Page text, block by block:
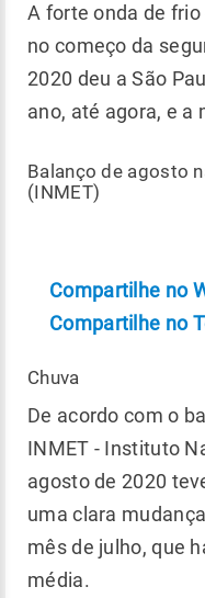
A forte onda de frio
no começo da
2020 deu a São
ano, até agora, e
Balanço de agosto
(INMET)
Compartilhe no
Compartilhe no
Chuva
De acordo com o
INMET - Instituto
agosto de 2020
uma clara
mês de julho, que
média.